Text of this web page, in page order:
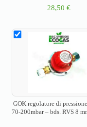
28,50 €
GOK regolatore di
70-200mbar – bds. RVS 8